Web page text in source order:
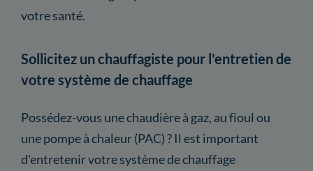
votre santé.
Sollicitez un chauffagiste pour l'entretien de
votre système de chauffage
Possédez-vous une chaudière à gaz, au fioul ou
une pompe à chaleur (PAC) ? Il est important
d'entretenir votre système de chauffage